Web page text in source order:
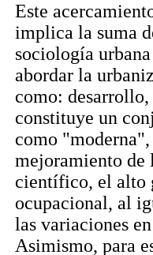
Este
implica la suma
sociología
abordar la
como:
constituye un
como
mejoramiento de
científico, el alto
ocupacional, al
las variaciones
Asimismo, para